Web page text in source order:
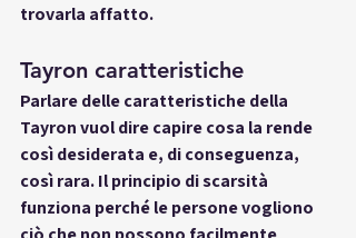
trovarla affatto.
Tayron caratteristiche
Parlare delle caratteristiche della
Tayron vuol dire capire cosa la rende
così desiderata e, di conseguenza,
così rara. Il principio di scarsità
funziona perché le persone vogliono